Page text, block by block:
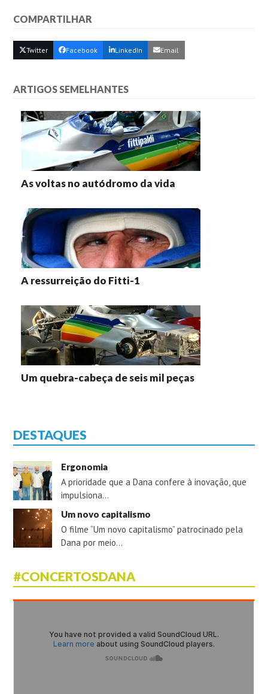
COMPARTILHAR
Twitter Facebook LinkedIn Email
ARTIGOS SEMELHANTES
As voltas no autódromo da vida
A ressurreição do Fitti-1
Um quebra-cabeça de seis mil peças
DESTAQUES
Ergonomia
A prioridade que a Dana confere à inovação, que
impulsiona…
Um novo capitalismo
O filme “Um novo capitalismo” patrocinado pela
Dana por meio…
#CONCERTOSDANA